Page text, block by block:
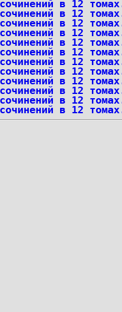
в 12
в 12
в 12
в 12
в 12
в 12
в 12
в 12
в 12
в 12
в 12
в 12